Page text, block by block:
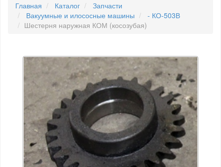
Главная Каталог
Запчасти
Вакуумные и илососные машины
- КО-503В
Шестерня наружная КОМ (косозубая)